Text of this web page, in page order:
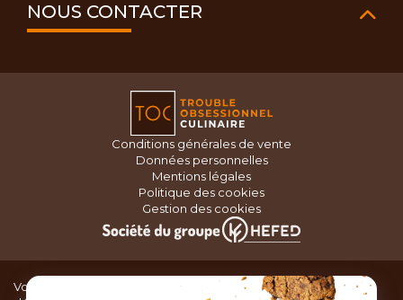
NOUS CONTACTER
Conditions générales de vente
Données personnelles
Mentions légales
Politique des cookies
Gestion des cookies
Vous recherchez du matériel de cuisine pour concocter de